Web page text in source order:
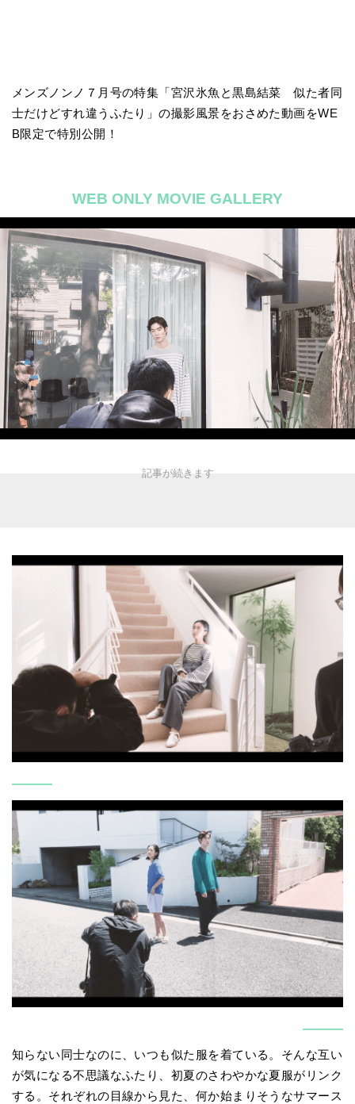
メンズノンノ７月号の特集「宮沢氷魚と黒島結菜 似た者同
士だけどすれ違うふたり」の撮影風景をおさめた動画をWE
B限定で特別公開！
WEB ONLY MOVIE GALLERY
———
———
知らない同士なのに、いつも似た服を着ている。そんな互い
が気になる不思議なふたり、初夏のさわやかな夏服がリンク
する。それぞれの目線から見た、何か始まりそうなサマース